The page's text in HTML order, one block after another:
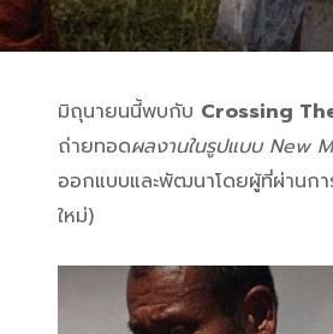
มิถุนายนนี้พบกับ Crossing
ถ่ายทอดผลงานในรูปแบบ New
ออกแบบและพัฒนาโดยผู้ที่ผ่านก
ใหม่)